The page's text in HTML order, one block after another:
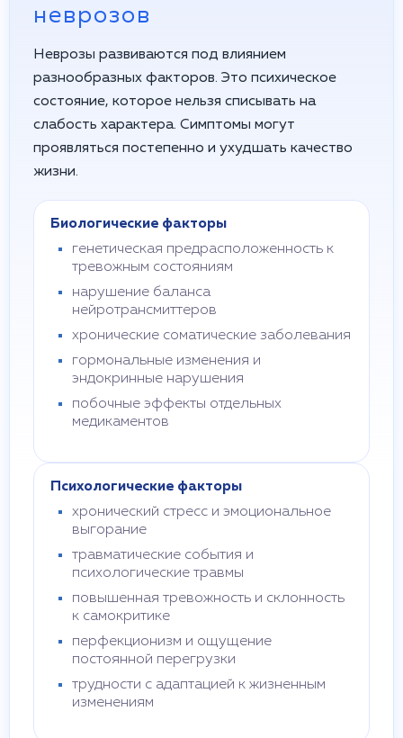
неврозов
Неврозы развиваются под влиянием
разнообразных факторов. Это психическое
состояние, которое нельзя списывать на
слабость характера. Симптомы могут
проявляться постепенно и ухудшать качество
жизни.
Биологические факторы
генетическая предрасположенность к
тревожным состояниям
нарушение баланса
нейротрансмиттеров
хронические соматические заболевания
гормональные изменения и
эндокринные нарушения
побочные эффекты отдельных
медикаментов
Психологические факторы
хронический стресс и эмоциональное
выгорание
травматические события и
психологические травмы
повышенная тревожность и склонность
к самокритике
перфекционизм и ощущение
постоянной перегрузки
трудности с адаптацией к жизненным
изменениям